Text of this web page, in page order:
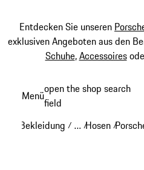
Entdecken Sie unseren
exklusiven Angeboten aus den
Schuhe,Accessoires
Hauptinhalt
Menüopen the shop search
field
Bekleidung / …
Reveal
/Hosen /